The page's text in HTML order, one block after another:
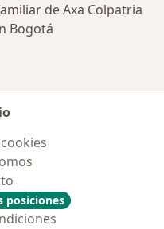
de Axa Colpatria
Bogotá
posiciones